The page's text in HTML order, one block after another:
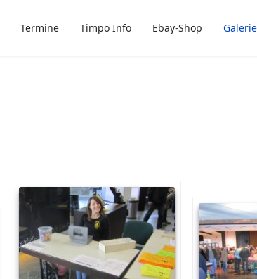
Termine Timpo Info Ebay-Shop Galerie